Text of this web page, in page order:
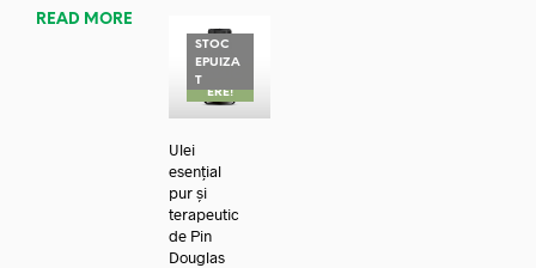
READ MORE
STOC
EPUIZA
TREDUC
ERE!
Ulei
esențial
pur și
terapeutic
de Pin
Douglas